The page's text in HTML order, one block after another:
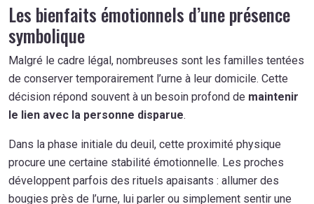
Les bienfaits émotionnels d’une présence
symbolique
Malgré le cadre légal, nombreuses sont les familles tentées
de conserver temporairement l’urne à leur domicile. Cette
décision répond souvent à un besoin profond de maintenir
le lien avec la personne disparue.
Dans la phase initiale du deuil, cette proximité physique
procure une certaine stabilité émotionnelle. Les proches
développent parfois des rituels apaisants : allumer des
bougies près de l’urne, lui parler ou simplement sentir une